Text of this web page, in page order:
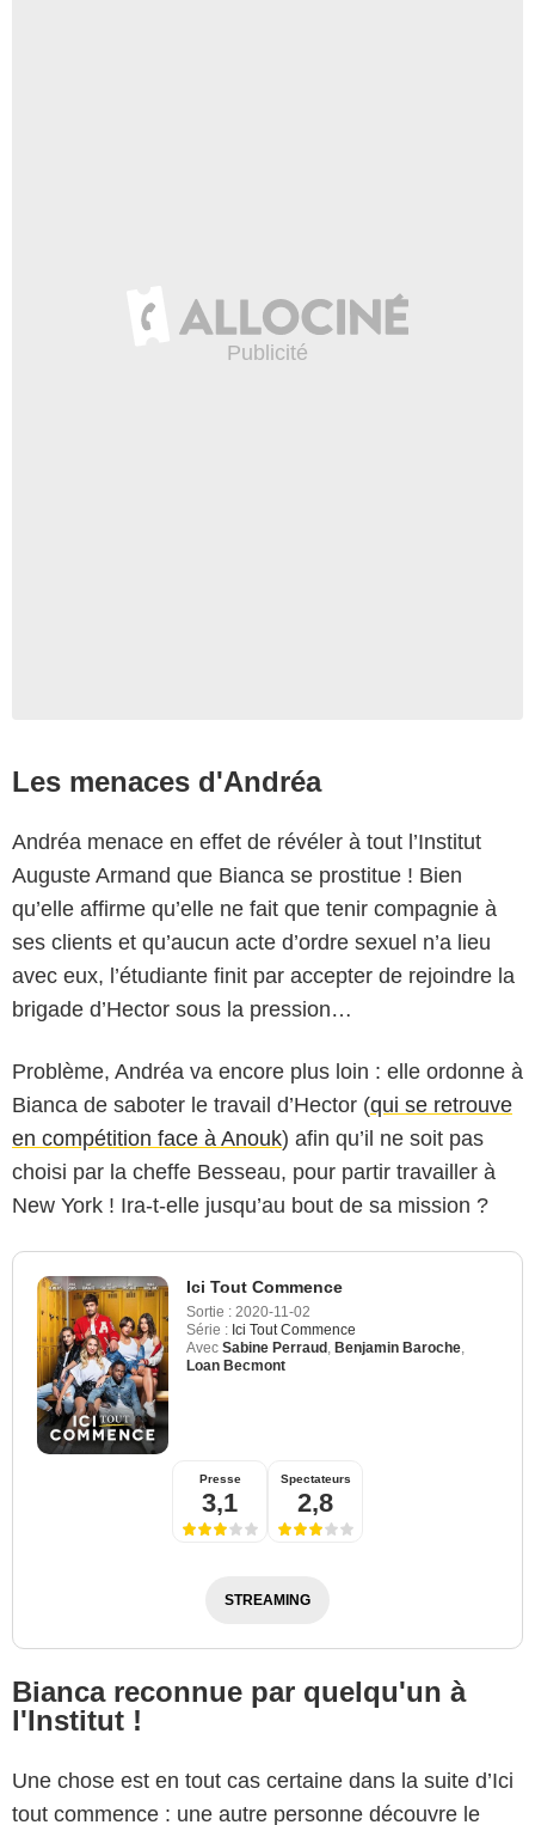
Les menaces d'Andréa
Andréa menace en effet de révéler à tout l’Institut
Auguste Armand que Bianca se prostitue ! Bien
qu’elle affirme qu’elle ne fait que tenir compagnie à
ses clients et qu’aucun acte d’ordre sexuel n’a lieu
avec eux, l’étudiante finit par accepter de rejoindre la
brigade d’Hector sous la pression…
Problème, Andréa va encore plus loin : elle ordonne à
Bianca de saboter le travail d’Hector (qui se retrouve
en compétition face à Anouk) afin qu’il ne soit pas
choisi par la cheffe Besseau, pour partir travailler à
New York ! Ira-t-elle jusqu’au bout de sa mission ?
Ici Tout Commence
Sortie : 2020-11-02
Série : Ici Tout Commence
Avec Sabine Perraud Benjamin Baroche
Loan Becmont
Presse
3,1
Spectateurs
2,8
STREAMING
Bianca reconnue par quelqu'un à
l'Institut !
Une chose est en tout cas certaine dans la suite d’Ici
tout commence : une autre personne découvre le